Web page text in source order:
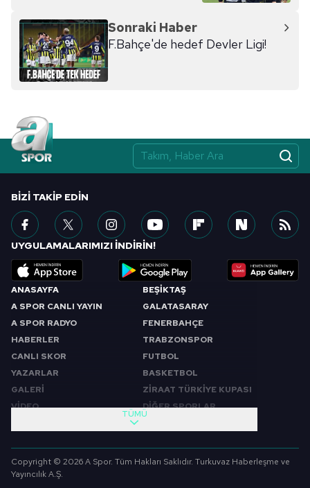
Sonraki Haber
F.Bahçe'de hedef Devler Ligi!
ANASAYFA
A SPOR CANLI YAYIN
A SPOR RADYO
HABERLER
CANLI SKOR
YAZARLAR
GALERİ
VİDEO
BEŞİKTAŞ
GALATASARAY
FENERBAHÇE
TRABZONSPOR
FUTBOL
BASKETBOL
ZİRAAT TÜRKİYE KUPASI
DİĞER SPORLAR
SABAH SPORU
SPOR GÜNDEMİ
FUTBOL
TÜMÜ
BIZI TAKIP EDIN
UYGULAMALARIMIZI İNDİRİN!
Copyright © 2026 A Spor. Tüm Hakları Saklıdır. Turkuvaz Haberleşme ve
Yayıncılık A.Ş.